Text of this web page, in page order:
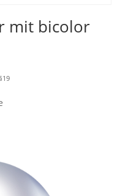
mit bicolor